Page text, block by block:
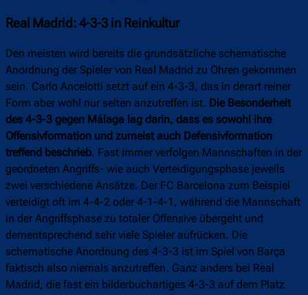
Real Madrid: 4-3-3 in Reinkultur
Den meisten wird bereits die grundsätzliche schematische
Anordnung der Spieler von Real Madrid zu Ohren gekommen
sein. Carlo Ancelotti setzt auf ein 4-3-3, das in derart reiner
Form aber wohl nur selten anzutreffen ist. Die Besonderheit
des 4-3-3 gegen Málaga lag darin, dass es sowohl ihre
Offensivformation und zumeist auch Defensivformation
treffend beschrieb. Fast immer verfolgen Mannschaften in der
geordneten Angriffs- wie auch Verteidigungsphase jeweils
zwei verschiedene Ansätze. Der FC Barcelona zum Beispiel
verteidigt oft im 4-4-2 oder 4-1-4-1, während die Mannschaft
in der Angriffsphase zu totaler Offensive übergeht und
dementsprechend sehr viele Spieler aufrücken. Die
schematische Anordnung des 4-3-3 ist im Spiel von Barça
faktisch also niemals anzutreffen. Ganz anders bei Real
Madrid, die fast ein bilderbuchartiges 4-3-3 auf dem Platz